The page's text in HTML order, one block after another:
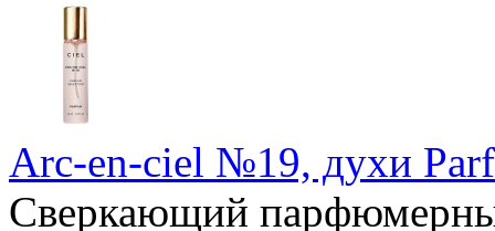
Arc-en-ciel №19, духи
Сверкающий